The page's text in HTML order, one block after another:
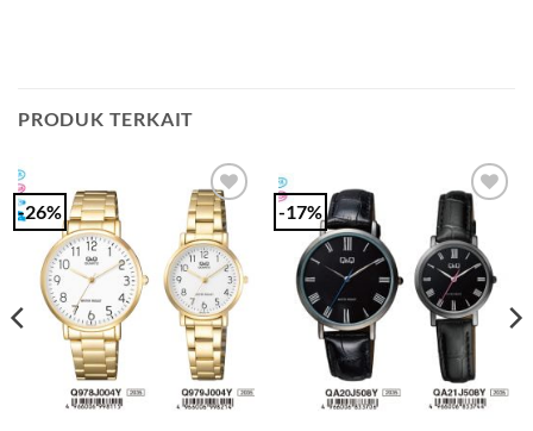
PRODUK TERKAIT
-26%
Add to
Wishlist
-17%
Add to
Wishlist